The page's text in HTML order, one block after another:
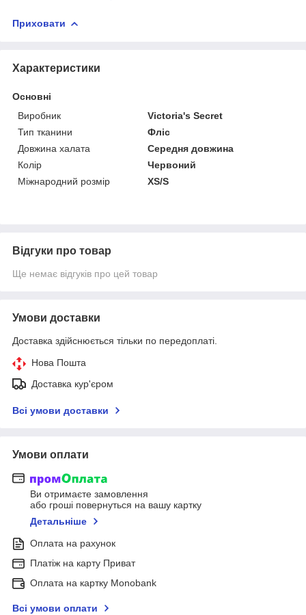
Приховати
Характеристики
Основні
Виробник
Victoria's Secret
Тип тканини
Фліс
Довжина халата
Середня довжина
Колір
Червоний
Міжнародний розмір
XS/S
Відгуки про товар
Ще немає відгуків про цей товар
Умови доставки
Доставка здійснюється тільки по передоплаті.
Нова Пошта
Доставка кур'єром
Всі умови доставки
Умови оплати
Ви отримаєте замовлення
або гроші повернуться на вашу картку
Детальніше
Оплата на рахунок
Платіж на карту Приват
Оплата на картку Monobank
Всі умови оплати